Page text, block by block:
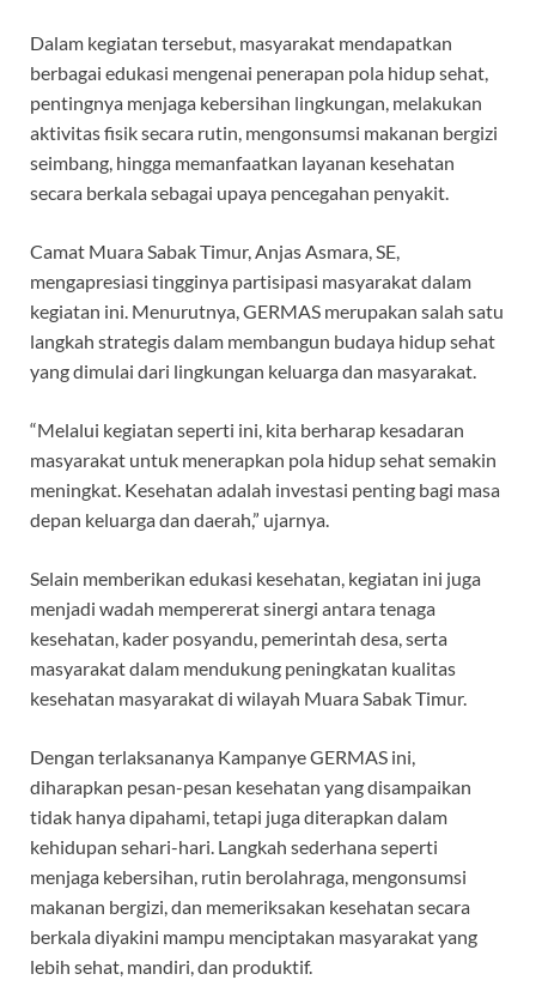
Dalam kegiatan tersebut, masyarakat mendapatkan
berbagai edukasi mengenai penerapan pola hidup sehat,
pentingnya menjaga kebersihan lingkungan, melakukan
aktivitas fisik secara rutin, mengonsumsi makanan bergizi
seimbang, hingga memanfaatkan layanan kesehatan
secara berkala sebagai upaya pencegahan penyakit.
Camat Muara Sabak Timur, Anjas Asmara, SE,
mengapresiasi tingginya partisipasi masyarakat dalam
kegiatan ini. Menurutnya, GERMAS merupakan salah satu
langkah strategis dalam membangun budaya hidup sehat
yang dimulai dari lingkungan keluarga dan masyarakat.
“Melalui kegiatan seperti ini, kita berharap kesadaran
masyarakat untuk menerapkan pola hidup sehat semakin
meningkat. Kesehatan adalah investasi penting bagi masa
depan keluarga dan daerah,” ujarnya.
Selain memberikan edukasi kesehatan, kegiatan ini juga
menjadi wadah mempererat sinergi antara tenaga
kesehatan, kader posyandu, pemerintah desa, serta
masyarakat dalam mendukung peningkatan kualitas
kesehatan masyarakat di wilayah Muara Sabak Timur.
Dengan terlaksananya Kampanye GERMAS ini,
diharapkan pesan-pesan kesehatan yang disampaikan
tidak hanya dipahami, tetapi juga diterapkan dalam
kehidupan sehari-hari. Langkah sederhana seperti
menjaga kebersihan, rutin berolahraga, mengonsumsi
makanan bergizi, dan memeriksakan kesehatan secara
berkala diyakini mampu menciptakan masyarakat yang
lebih sehat, mandiri, dan produktif.